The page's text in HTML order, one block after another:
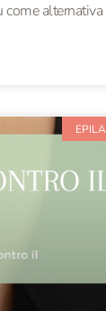
come alternativa